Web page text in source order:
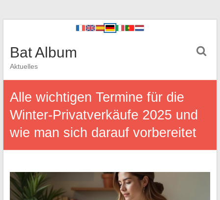
Bat Album
Aktuelles
Alle wichtigen Termine für die
Winter-Privatverkäufe 2025 und
wie man sich darauf vorbereitet